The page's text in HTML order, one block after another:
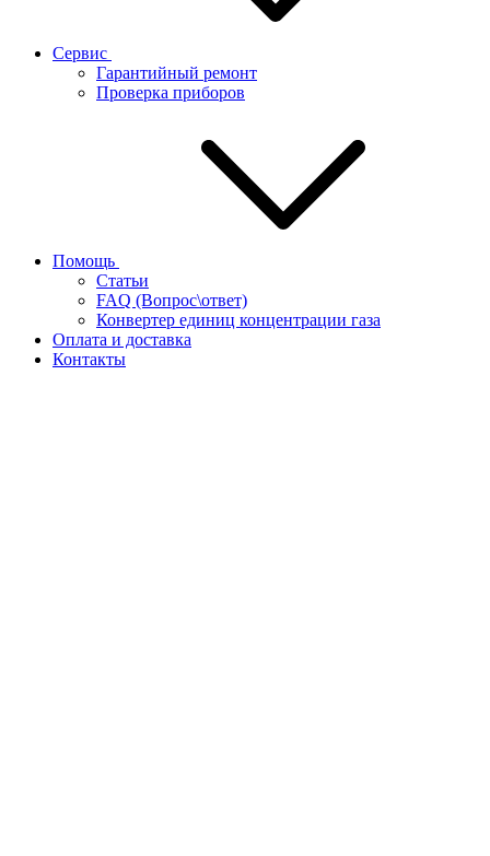
Сервис
Гарантийный ремонт
Проверка приборов
Помощь
Статьи
FAQ (Вопрос\ответ)
Конвертер единиц концентрации газа
Оплата и доставка
Контакты